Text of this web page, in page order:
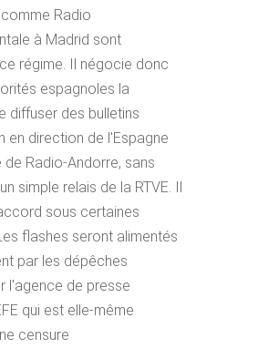
Radio
à Madrid sont
régime. Il négocie donc
espagnoles la
diffuser des bulletins
en direction de l'Espagne
de Radio-Andorre, sans
simple relais de la RTVE. Il
sous certaines
flashes seront alimentés
par les dépêches
l'agence de presse
qui est elle-même
censure